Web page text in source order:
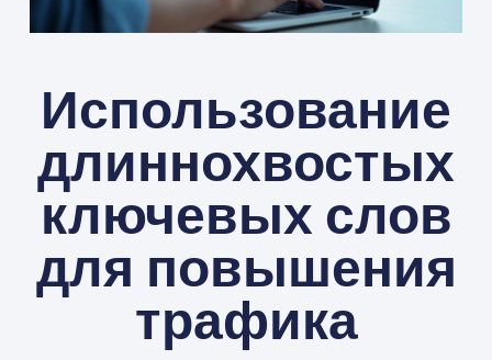
Использование
длиннохвостых
ключевых слов
для повышения
трафика